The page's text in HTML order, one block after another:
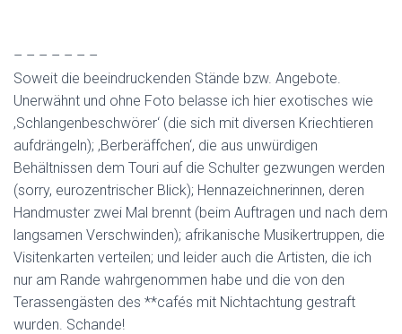
– – – – – – –
Soweit die beeindruckenden Stände bzw. Angebote.
Unerwähnt und ohne Foto belasse ich hier exotisches wie
‚Schlangenbeschwörer‘ (die sich mit diversen Kriechtieren
aufdrängeln); ‚Berberäffchen‘, die aus unwürdigen
Behältnissen dem Touri auf die Schulter gezwungen werden
(sorry, eurozentrischer Blick); Hennazeichnerinnen, deren
Handmuster zwei Mal brennt (beim Auftragen und nach dem
langsamen Verschwinden); afrikanische Musikertruppen, die
Visitenkarten verteilen; und leider auch die Artisten, die ich
nur am Rande wahrgenommen habe und die von den
Terassengästen des **cafés mit Nichtachtung gestraft
wurden. Schande!